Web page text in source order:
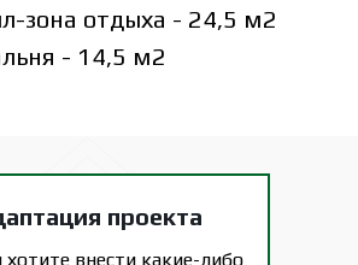
зона отдыха - 24,5 м2
- 14,5 м2
хотите внести какие-либо
проекта